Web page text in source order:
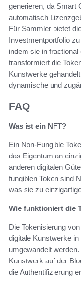
generieren, da Smart
automatisch
Für Sammler bietet
Investmentportfolio
indem sie in
transformiert die
Kunstwerke
dynamische und
FAQ
Was ist ein NFT?
Ein Non-Fungible
das Eigentum an
anderen digitalen
fungiblen Token sind
was sie zu
Wie funktioniert die
Die Tokenisierung
digitale Kunstwerke in
umgewandelt
Kunstwerk auf der
die Authentifizierung